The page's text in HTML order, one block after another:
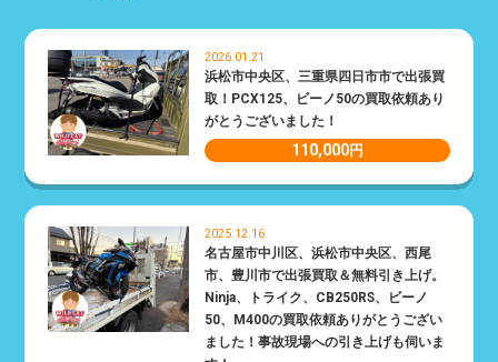
2026.01.21
浜松市中央区、三重県四日市市で出張買
取！PCX125、ビーノ50の買取依頼あり
がとうございました！
110,000円
2025.12.16
名古屋市中川区、浜松市中央区、西尾
市、豊川市で出張買取＆無料引き上げ。
Ninja、トライク、CB250RS、ビーノ
50、M400の買取依頼ありがとうござい
ました！事故現場への引き上げも伺いま